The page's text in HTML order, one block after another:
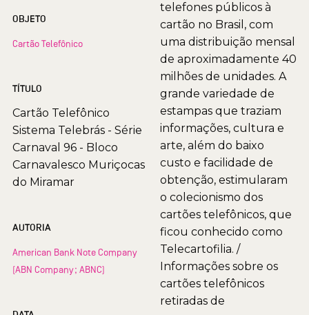
OBJETO
Cartão Telefônico
TÍTULO
Cartão Telefônico
Sistema Telebrás - Série
Carnaval 96 - Bloco
Carnavalesco Muriçocas
do Miramar
AUTORIA
American Bank Note Company
(ABN Company; ABNC)
telefones públicos à
cartão no Brasil, com
uma distribuição mensal
de aproximadamente 40
milhões de unidades. A
grande variedade de
estampas que traziam
informações, cultura e
arte, além do baixo
custo e facilidade de
obtenção, estimularam
o colecionismo dos
cartões telefônicos, que
ficou conhecido como
Telecartofilia. /
Informações sobre os
cartões telefônicos
retiradas de